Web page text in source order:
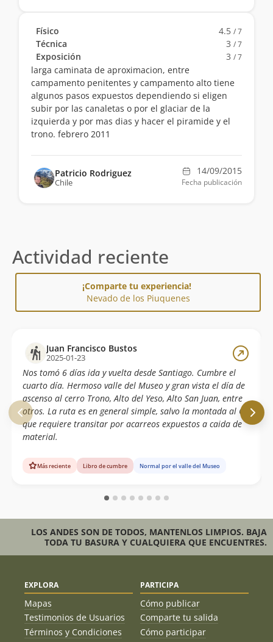
Físico 4.5 / 7
Técnica 3 / 7
Exposición 3 / 7
larga caminata de aproximacion, entre
campamento penitentes y campamento alto tiene
algunos pasos expuestos dependiendo si eligen
subir por las canaletas o por el glaciar de la
izquierda y por mas dias y hacer el piramide y el
trono. febrero 2011
Patricio Rodriguez
Chile
14/09/2015
Fecha publicación
Actividad reciente
¡Comparte tu experiencia!
Nevado de los Piuquenes
Juan Francisco Bustos
2025-01-23
Nos tomó 6 días ida y vuelta desde Santiago. Cumbre el
cuarto día. Hermoso valle del Museo y gran vista el día de
ascenso al cerro Trono, Alto del Yeso, Alto San Juan, entre
otros. La ruta es en general simple, salvo la montada al CA
que requiere transitar por acarreos expuestos a caida de
material.
Más reciente Libro de cumbre Normal por el valle del Museo
LOS ANDES SON DE TODOS, MANTENLOS LIMPIOS. BAJA
TODA TU BASURA Y CUALQUIERA QUE ENCUENTRES.
EXPLORA
Mapas
Testimonios de Usuarios
Términos y Condiciones
PARTICIPA
Cómo publicar
Comparte tu salida
Cómo participar